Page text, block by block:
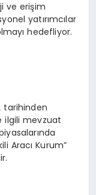
ve erişim
yatırımcılar
hedefliyor.
tarihinden
ilgili mevzuat
Aracı Kurum”